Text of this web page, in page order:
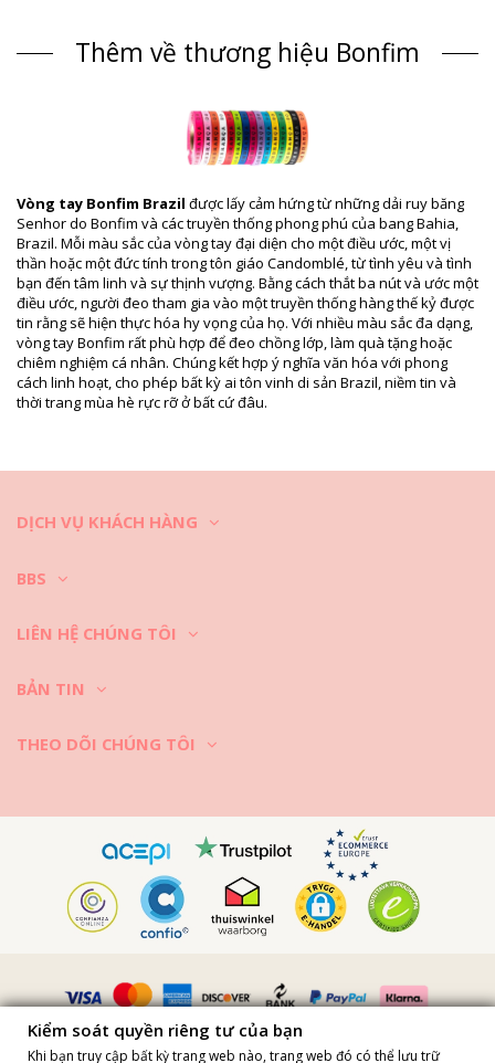
Thông tin sản phẩm
HS CODE: 5806.32.1070
EAN: Kích thước duy nhất (7899818109899)
Thông tin tham khảo về nhà cung cấp: LOT OF H-03-AMARELO
Trọng lượng: 10g / 0.02lb / 0.35oz
Hình ảnh đã qua chỉnh sửa
Hướng dẫn giặt & bảo quản
Hướng dẫn bảo quản dành cho: Bonfim Lot Of 10
Bonfim - Canario
Trước khi bơi hãy tháo trang sức ra và cho vào hộp đựng.
Dùng mảnh vải ẩm, mềm và sạch để lau lại trang sức sau mỗi lần đeo.
Bảo quản trang sức trong hộp có nhiều ngăn riêng biệt, tốt nhất nên
Vimeo ID: 315847482
Thêm về thương hiệu Bonfim
Vòng tay Bonfim Brazil được lấy cảm hứng từ những dải ruy băng
Senhor do Bonfim và các truyền thống phong phú của bang Bahia,
Brazil. Mỗi màu sắc của vòng tay đại diện cho một điều ước, một vị
thần hoặc một đức tính trong tôn giáo Candomblé, từ tình yêu và tình
bạn đến tâm linh và sự thịnh vượng. Bằng cách thắt ba nút và ước một
điều ước, người đeo tham gia vào một truyền thống hàng thế kỷ được
tin rằng sẽ hiện thực hóa hy vọng của họ. Với nhiều màu sắc đa dạng,
vòng tay Bonfim rất phù hợp để đeo chồng lớp, làm quà tặng hoặc
chiêm nghiệm cá nhân. Chúng kết hợp ý nghĩa văn hóa với phong
cách linh hoạt, cho phép bất kỳ ai tôn vinh di sản Brazil, niềm tin và
thời trang mùa hè rực rỡ ở bất cứ đâu.
DỊCH VỤ KHÁCH HÀNG
BBS
LIÊN HỆ CHÚNG TÔI
BẢN TIN
THEO DÕI CHÚNG TÔI
Kiểm soát quyền riêng tư của bạn
Khi bạn truy cập bất kỳ trang web nào, trang web đó có thể lưu trữ